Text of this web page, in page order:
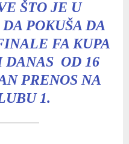
ŠTO JE U
POKUŠA DA
FA KUPA
DANAS OD 16
PRENOS NA
1.